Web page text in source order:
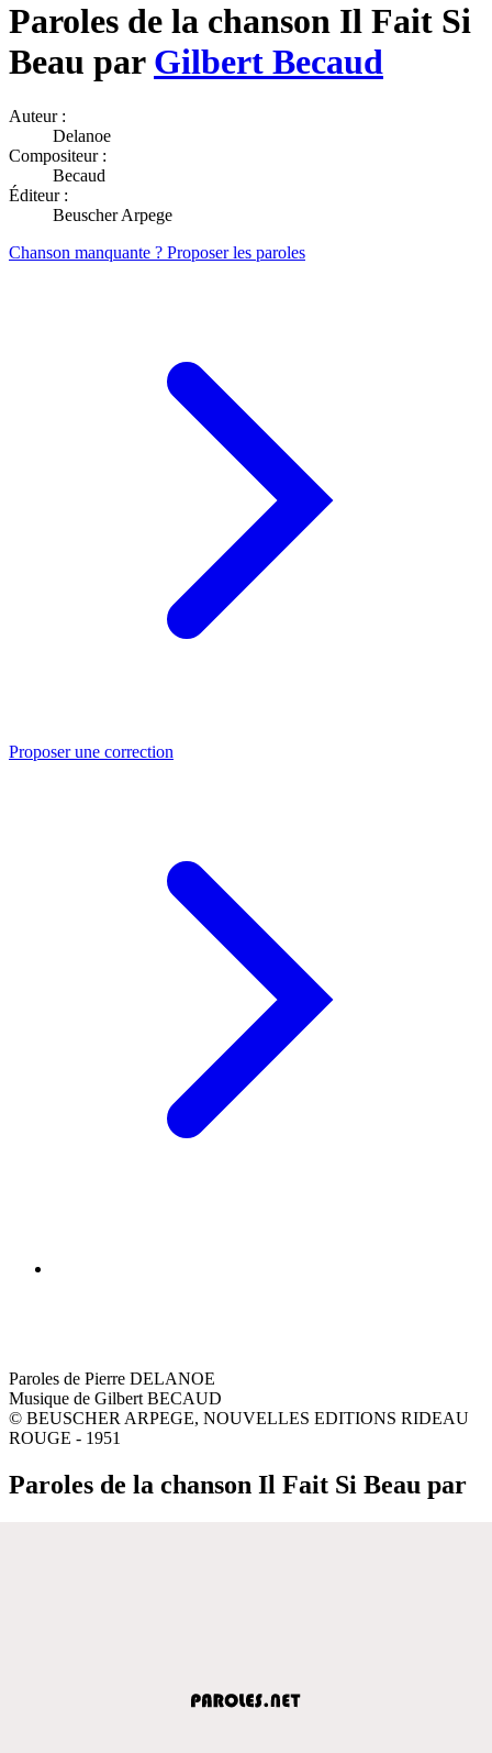
Paroles de la chanson Il Fait Si
Beau par Gilbert Becaud
Auteur :
Delanoe
Compositeur :
Becaud
Éditeur :
Beuscher Arpege
Chanson manquante ? Proposer les paroles
Proposer une correction
Paroles de Pierre DELANOE
Musique de Gilbert BECAUD
© BEUSCHER ARPEGE, NOUVELLES EDITIONS RIDEAU
ROUGE - 1951
Paroles de la chanson Il Fait Si Beau par